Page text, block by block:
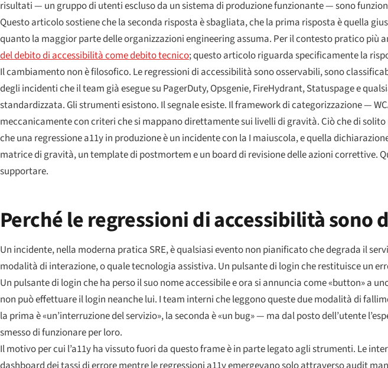
risultati — un gruppo di utenti escluso da un sistema di produzione funzionante — sono
Questo articolo sostiene che la seconda risposta è sbagliata, che la prima risposta è quella
quanto la maggior parte delle organizzazioni engineering assuma. Per il contesto pratico più
del debito di accessibilità come debito tecnico; questo articolo riguarda specificamente la
Il cambiamento non è filosofico. Le regressioni di accessibilità sono osservabili, sono
degli incidenti che il team già esegue su PagerDuty, Opsgenie, FireHydrant, Statuspage e
standardizzata. Gli strumenti esistono. Il segnale esiste. Il framework di categorizzazione —
meccanicamente con criteri che si mappano direttamente sui livelli di gravità. Ciò che di
che una regressione a11y in produzione è un incidente con la I maiuscola, e quella
matrice di gravità, un template di postmortem e un board di revisione delle azioni correttive.
supportare.
Perché le regressioni di accessibilità sono
Un incidente, nella moderna pratica SRE, è qualsiasi evento non pianificato che degrada il
modalità di interazione, o quale tecnologia assistiva. Un pulsante di login che restituisce un
Un pulsante di login che ha perso il suo nome accessibile e ora si annuncia come «button» a
non può effettuare il login neanche lui. I team interni che leggono queste due modalità di
la prima è «un’interruzione del servizio», la seconda è «un bug» — ma dal posto dell’utente
smesso di funzionare per loro.
Il motivo per cui l’a11y ha vissuto fuori da questo frame è in parte legato agli strumenti. Le